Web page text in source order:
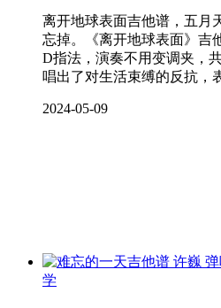
离开地球表面吉他谱，五月
忘掉。《离开地球表面》吉
D指法，演奏不用变调夹，
唱出了对生活束缚的反抗，
2024-05-09
学